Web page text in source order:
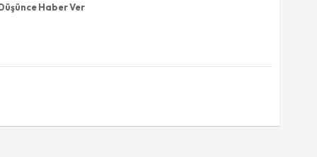
Haber Ver